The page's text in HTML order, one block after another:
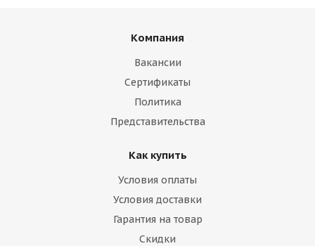
Компания
Вакансии
Сертификаты
Политика
Представительства
Как купить
Условия оплаты
Условия доставки
Гарантия на товар
Скидки